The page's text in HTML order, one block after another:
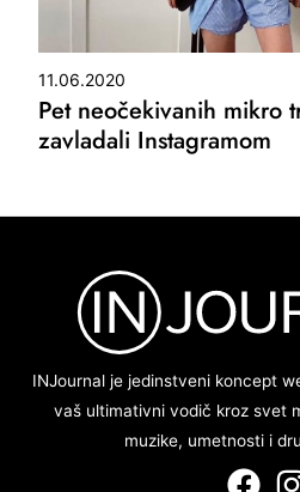
11.06.2020
Pet neočekivanih mikro
zavladali Instagramom
INJournal je jedinstveni koncept
vaš ultimativni vodič kroz svet
muzike, umetnosti i